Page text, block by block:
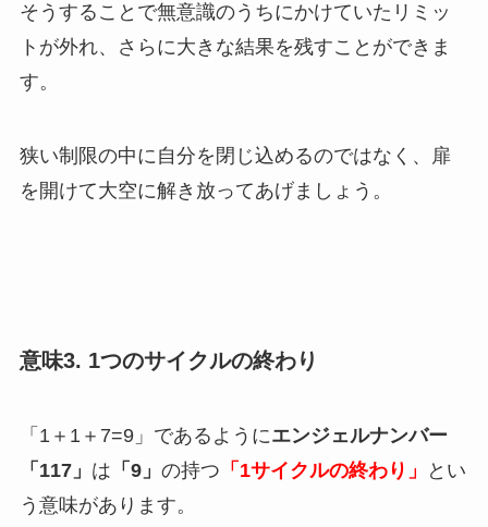
そうすることで無意識のうちにかけていたリミッ
トが外れ、さらに大きな結果を残すことができま
す。
狭い制限の中に自分を閉じ込めるのではなく、扉
を開けて大空に解き放ってあげましょう。
意味3. 1つのサイクルの終わり
「1＋1＋7=9」であるようにエンジェルナンバー
「117」 は 「9」 の持つ 「1サイクルの終わり」
とい
う意味があります。